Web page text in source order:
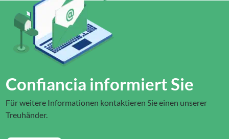
Confiancia informiert Sie
Für weitere Informationen kontaktieren Sie einen unserer
Treuhänder.